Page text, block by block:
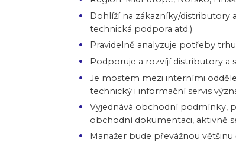
Dohlíží na zákazníky/
technická podpora atd.)
Pravidelně analyzuje potřeby
Podporuje a rozvíjí distributory a
Je mostem mezi interními
technický i informační servis
Vyjednává obchodní podmínky,
obchodní dokumentaci, aktivně
Manažer bude převážnou